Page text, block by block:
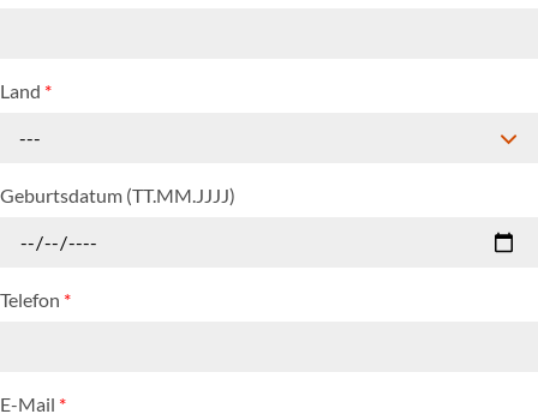
Land *
---
Geburtsdatum (TT.MM.JJJJ)
Telefon *
E-Mail *